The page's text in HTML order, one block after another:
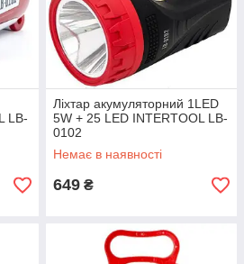
LB-
Ліхтар акумуляторний 1LED
5W + 25 LED INTERTOOL LB-
0102
Немає в наявності
649 ₴